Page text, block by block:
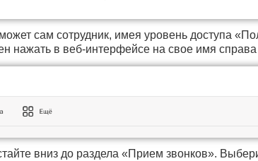
сам сотрудник, имея уровень доступа
нажать в веб-интерфейсе на свое имя справа
вниз до раздела «Прием звонков».